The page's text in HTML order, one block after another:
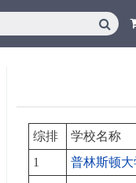
综排 学校名称
1
普林斯顿大